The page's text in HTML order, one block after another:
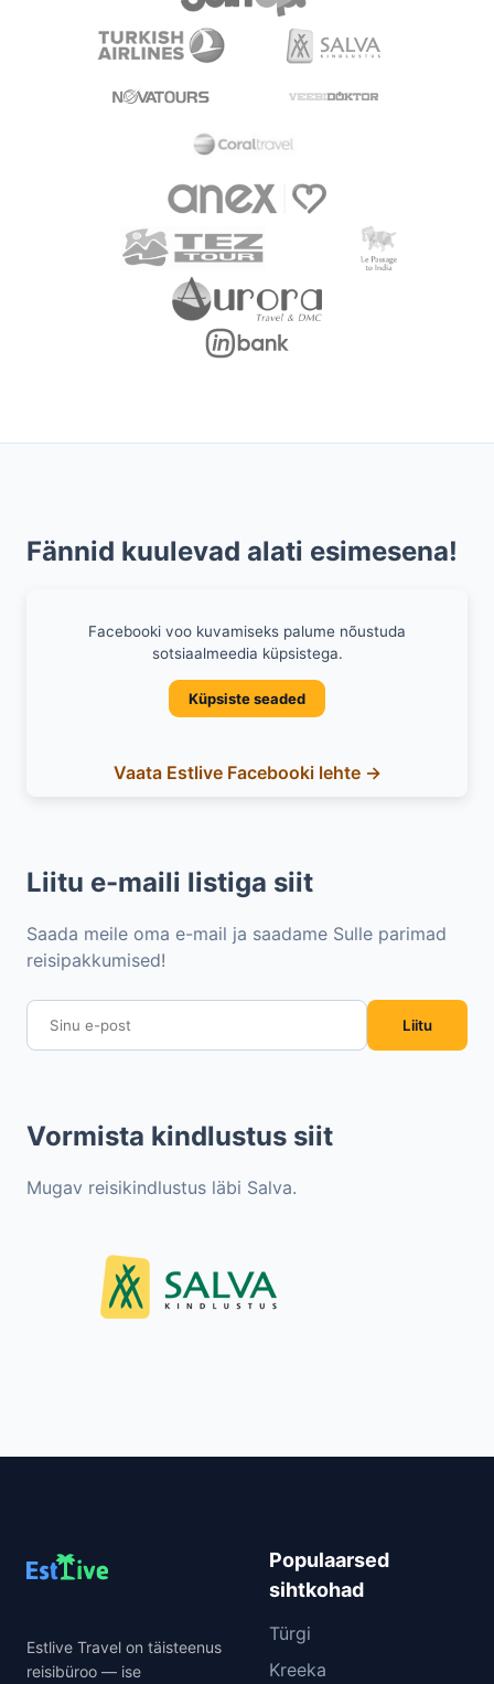
Fännid kuulevad alati esimesena!
Facebooki voo kuvamiseks palume nõustuda
sotsiaalmeedia küpsistega.
Küpsiste seaded
Vaata Estlive Facebooki lehte →
Liitu e-maili listiga siit
Saada meile oma e-mail ja saadame Sulle parimad
reisipakkumised!
Liitu
Vormista kindlustus siit
Mugav reisikindlustus läbi Salva.
Estlive Travel on täisteenus
reisibüroo — ise
Populaarsed
sihtkohad
Türgi
Kreeka